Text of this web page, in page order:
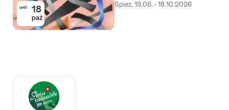
until 18
paź
Spiez, 19.06. - 18.10.2026
Auszeichnungen